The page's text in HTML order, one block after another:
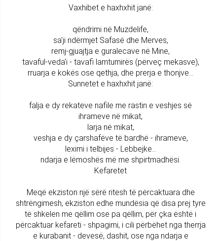
Vaxhibet e haxhxhit janë:
qëndrimi në Muzdelife,
sa'ji ndërmjet Safasë dhe Merves,
remj-gjuajtja e guralecave në Mine,
tavaful-veda'i - tavafi lamtumirës (përveç mekasve),
rruarja e kokës ose qethja, dhe prerja e thonjve...
Sunnetet e haxhxhit janë:
falja e dy rekateve nafile me rastin e veshjes së
ihrameve në mikat,
larja në mikat,
veshja e dy çarshafëve të bardhë - ihrameve,
leximi i telbijes - Lebbejke...
ndarja e lëmoshës më me shpirtmadhësi.
Kefaretet
Meqë ekziston një sërë ritesh të përcaktuara dhe
shtrëngimesh, ekziston edhe mundësia që disa prej tyre
të shkelen me qëllim ose pa qëllim, për çka është i
përcaktuar kefareti - shpagimi, i cili përbëhet nga therrja
e kurabanit - devesë, dashit, ose nga ndarja e